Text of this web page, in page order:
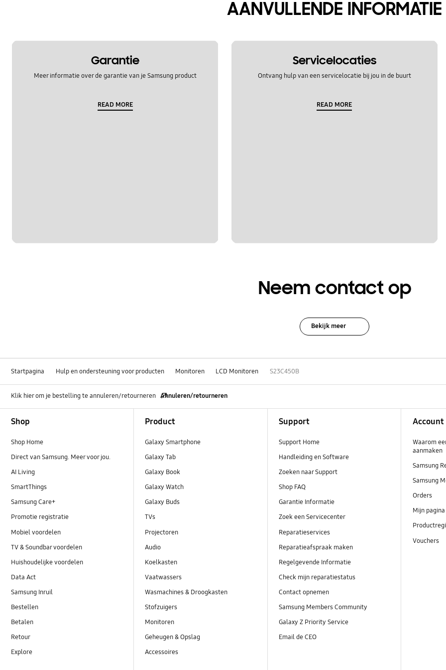
AANVULLENDE INFORMATIE
Garantie
Meer informatie over de garantie van je Samsung product
READ MORE
Servicelocaties
Ontvang hulp van een servicelocatie bij jou in de buurt
READ MORE
Neem contact op
Bekijk meer
Startpagina Hulp en ondersteuning voor producten Monitoren LCD Monitoren S23C450B
Klik hier om je bestelling te annuleren/retourneren Annuleren/retourneren
Shop
Shop Home
Direct van Samsung. Meer voor jou.
AI Living
SmartThings
Samsung Care+
Promotie registratie
Mobiel voordelen
TV & Soundbar voordelen
Huishoudelijke voordelen
Data Act
Samsung Inruil
Bestellen
Betalen
Retour
Explore
Product
Galaxy Smartphone
Galaxy Tab
Galaxy Book
Galaxy Watch
Galaxy Buds
TVs
Projectoren
Audio
Koelkasten
Vaatwassers
Wasmachines & Droogkasten
Stofzuigers
Monitoren
Geheugen & Opslag
Accessoires
Support
Support Home
Handleiding en Software
Zoeken naar Support
Shop FAQ
Garantie Informatie
Zoek een Servicecenter
Reparatieservices
Reparatieafspraak maken
Regelgevende Informatie
Check mijn reparatiestatus
Contact opnemen
Samsung Members Community
Galaxy Z Priority Service
Email de CEO
Account
Waarom
aanmaken
Samsung
Samsung
Orders
Mijn pagina
Vouchers